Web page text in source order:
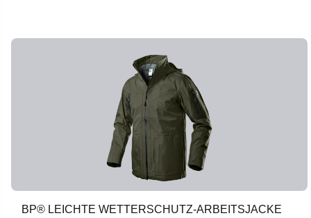
BP® LEICHTE WETTERSCHUTZ-ARBEITSJACKE